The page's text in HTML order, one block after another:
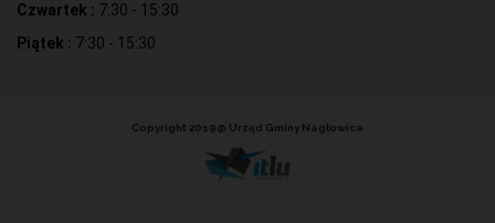
Czwartek : 7:30 - 15:30
Piątek : 7:30 - 15:30
Copyright 2019@ Urząd Gminy Nagłowice